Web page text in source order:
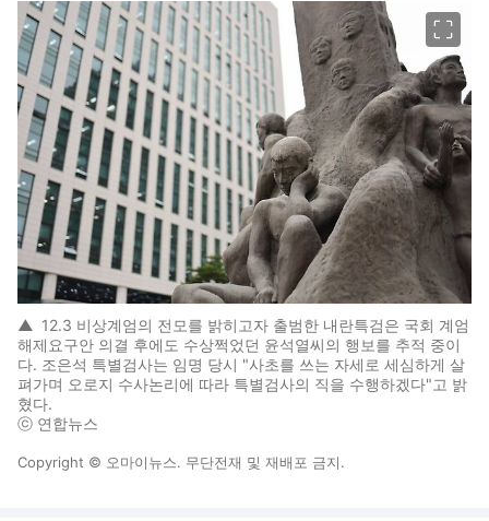
▲ 12.3 비상계엄의 전모를 밝히고자 출범한 내란특검은 국회 계엄
해제요구안 의결 후에도 수상쩍었던 윤석열씨의 행보를 추적 중이
다. 조은석 특별검사는 임명 당시 "사초를 쓰는 자세로 세심하게 살
펴가며 오로지 수사논리에 따라 특별검사의 직을 수행하겠다"고 밝
혔다.
ⓒ 연합뉴스
Copyright © 오마이뉴스. 무단전재 및 재배포 금지.